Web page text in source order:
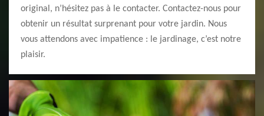
original, n’hésitez pas à le contacter. Contactez-nous pour
obtenir un résultat surprenant pour votre jardin. Nous
vous attendons avec impatience : le jardinage, c’est notre
plaisir.